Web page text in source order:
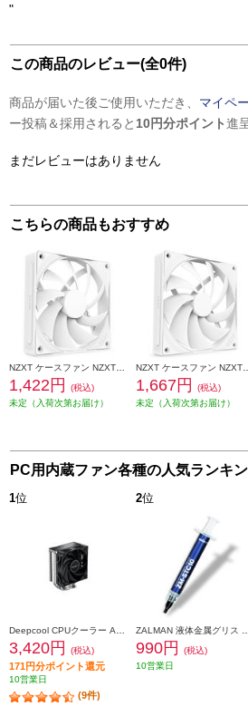
"
この商品のレビュー(全0件)
商品が届いた後ご使用いただき、 マイペ
ー投稿＆採用されると 10円分ポイント進
まだレビューはありません
こちらの商品もおすすめ
NZXT ケースファン NZXT F120Q v2 White RF-Q12SF-W2
1,422円
(税込)
未定（入荷次第お届け）
NZXT ケースファン NZXT
1,667円
(税込)
未定（入荷次第お届け）
PC用内蔵ファン各種の人気ランキ
1位
Deepcool CPUクーラー AK400 R-AK400-BKNNMN-G-1
3,420円 (税込)
171円分ポイント還元
10営業日
(9件)
2位
ZALMAN 液体金属グ
990円
(税込)
10営業日